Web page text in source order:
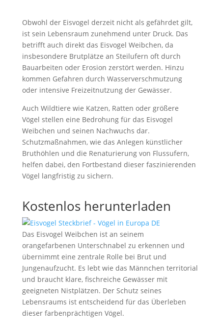
Obwohl der Eisvogel derzeit nicht als gefährdet gilt,
ist sein Lebensraum zunehmend unter Druck. Das
betrifft auch direkt das Eisvogel Weibchen, da
insbesondere Brutplätze an Steilufern oft durch
Bauarbeiten oder Erosion zerstört werden. Hinzu
kommen Gefahren durch Wasserverschmutzung
oder intensive Freizeitnutzung der Gewässer.
Auch Wildtiere wie Katzen, Ratten oder größere
Vögel stellen eine Bedrohung für das Eisvogel
Weibchen und seinen Nachwuchs dar.
Schutzmaßnahmen, wie das Anlegen künstlicher
Bruthöhlen und die Renaturierung von Flussufern,
helfen dabei, den Fortbestand dieser faszinierenden
Vögel langfristig zu sichern.
Kostenlos herunterladen
Das Eisvogel Weibchen ist an seinem
orangefarbenen Unterschnabel zu erkennen und
übernimmt eine zentrale Rolle bei Brut und
Jungenaufzucht. Es lebt wie das Männchen territorial
und braucht klare, fischreiche Gewässer mit
geeigneten Nistplätzen. Der Schutz seines
Lebensraums ist entscheidend für das Überleben
dieser farbenprächtigen Vögel.